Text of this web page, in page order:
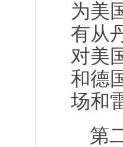
为美
有从
对美
和德
场和
第